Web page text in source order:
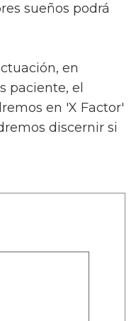
sueños podrá
en
paciente, el
en 'X Factor'
discernir si